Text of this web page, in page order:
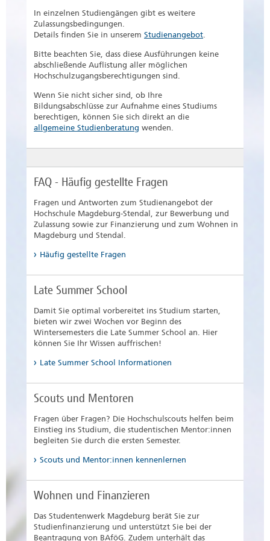
Laufbahnprüfung für den gehobenen nicht-
technischen Dienst
Verwaltung einer Bundeswehrfachschule,
in der DDR erworbene Zeugnisse, die der
Fachhochschulreife entsprechen ( z. B.
Abschlusszeugnisse einer Ingenieur- und
Fachschule)
Näheres zu den Studienberechtigungen regelt
die
Landes Sachsen-Anhalt (HSQ-VO)
in Verbindung mit dem
Hochschulgesetz des Landes Sachsen-Anhalt.
schulischen und beruflichen
Ausbildung und beruflicher
Tätigkeiten
Amtlich beglaubigte Kopie des
Abschlusszeugnisses der
Berufsausbildung
Nachweis der hauptberuflichen
Tätigkeit
Angabe des gewünschten
Studiengangs mit kurzer
für das Sommersemesterbeim
berufsbegleitende Studiengänge
können andere Fristen gelten.
Die Eingangsprüfung besteht aus einer
Teilprüfung.
Bei positiv abgeschlossenen
Feststellungsverfahren gilt die
Bescheinigung nur fachbezogen für
den gewählten Studiengang an der
Hochschule Magdeburg-Stendal.
Prüfungsinhalte
qualifiziert sind, wird vor der eigentlichen
Bewerbung auf den Studiengang geprüft. Der
formlose Antrag muss deswegen fristgerecht
via onlinebewerbung@h2.deeingereicht
werden.
Voraussetzungen:
der Studienwunsch weist eine fachliche
Verwandtschaft zur Ausbildung und
Fachgebiet
Bewerbungsfrist:
31.05. (Wintersemester) bzw. 30.11.
(Sommersemester) bei einem
oder
31.08 (Wintersemester) bzw. 15.02.
(Sommersemester) bei einem
Studienwunsch ohne
Zulassungsbeschränkung
Dem Antrag sind die folgenden Unterlagen
schon einmal ein Probestudium absolviert
nicht endgültig nicht bestanden haben
lückenloser Lebenslauf
bescheinigen wir Ihnen eine„fachgebundene
Hochschulzugangsberechtigung“für ein
In einzelnen Studiengängen gibt es weitere
Zulassungsbedingungen.
Details finden Sie in unserem Studienangebot.
Bitte beachten Sie, dass diese Ausführungen keine
abschließende Auflistung aller möglichen
Hochschulzugangsberechtigungen sind.
Wenn Sie nicht sicher sind, ob Ihre
Bildungsabschlüsse zur Aufnahme eines Studiums
berechtigen, können Sie sich direkt an die
allgemeine Studienberatung wenden.
FAQ - Häufig gestellte Fragen
Fragen und Antworten zum Studienangebot der
Hochschule Magdeburg-Stendal, zur Bewerbung und
Zulassung sowie zur Finanzierung und zum Wohnen in
Magdeburg und Stendal.
Häufig gestellte Fragen
Late Summer School
Damit Sie optimal vorbereitet ins Studium starten,
bieten wir zwei Wochen vor Beginn des
Wintersemesters die Late Summer School an. Hier
können Sie Ihr Wissen auffrischen!
Late Summer School Informationen
Scouts und Mentoren
Fragen über Fragen? Die Hochschulscouts helfen beim
Einstieg ins Studium, die studentischen Mentor:innen
begleiten Sie durch die ersten Semester.
Scouts und Mentor:innen kennenlernen
Wohnen und Finanzieren
Das Studentenwerk Magdeburg berät Sie zur
Studienfinanzierung und unterstützt Sie bei der
Beantragung von BAföG. Zudem unterhält das